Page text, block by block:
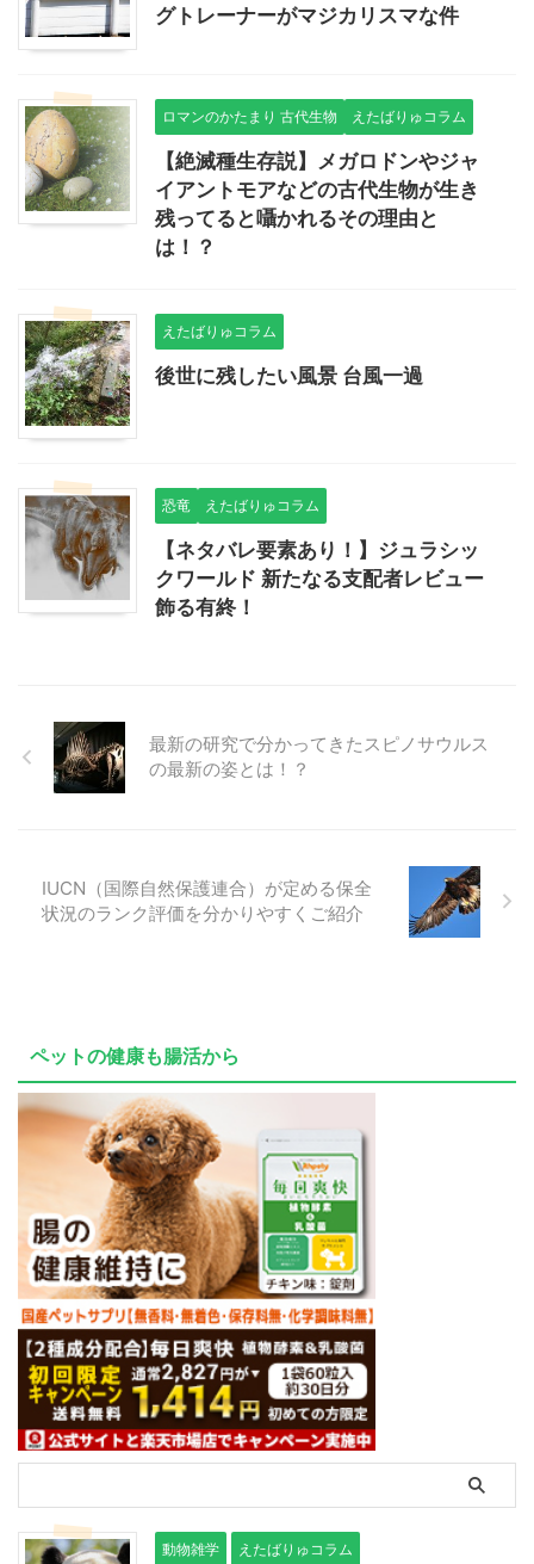
グトレーナーがマジカリスマな件
ロマンのかたまり 古代生物 えたばりゅコラム
【絶滅種生存説】メガロドンやジャ
イアントモアなどの古代生物が生き
残ってると囁かれるその理由と
は！？
えたばりゅコラム
後世に残したい風景 台風一過
恐竜 えたばりゅコラム
【ネタバレ要素あり！】ジュラシッ
クワールド 新たなる支配者レビュー
飾る有終！
最新の研究で分かってきたスピノサウルス
の最新の姿とは！？
IUCN（国際自然保護連合）が定める保全
状況のランク評価を分かりやすくご紹介
ペットの健康も腸活から
動物雑学 えたばりゅコラム